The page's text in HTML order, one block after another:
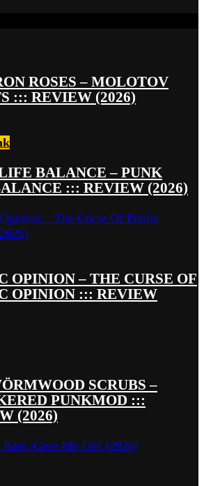
ROSES – MOLOTOV
::: REVIEW (2026)
BALANCE – PUNK
::: REVIEW (2026)
OPINION – THE CURSE OF
OPINION ::: REVIEW
SCRUBS –
PUNKMOD :::
(2026)